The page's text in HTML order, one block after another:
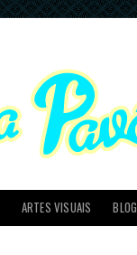
ARTES VISUAIS BLOG